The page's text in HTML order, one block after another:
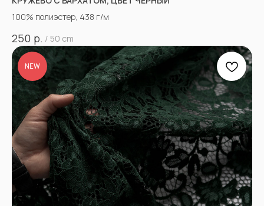
100% полиэстер, 438 г/м
250 р. / 50 cm
NEW